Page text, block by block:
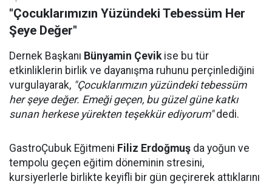
"Çocuklarımızın Yüzündeki Tebessüm Her
Şeye Değer"
Dernek Başkanı Bünyamin Çevikise bu tür
etkinliklerin birlik ve dayanışma ruhunu perçinlediğini
vurgulayarak, "Çocuklarımızın yüzündeki tebessüm
her şeye değer. Emeği geçen, bu güzel güne katkı
sunan herkese yürekten teşekkür ediyorum"dedi.
GastroÇubuk Eğitmeni Filiz Erdoğmuş da yoğun ve
tempolu geçen eğitim döneminin stresini,
kursiyerlerle birlikte keyifli bir gün geçirerek attıklarını